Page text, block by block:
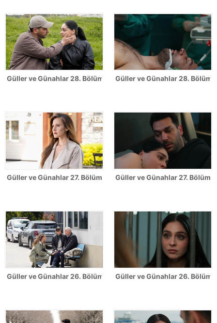
Güller ve Günahlar 28. Bölüm FotoğraflarıGüller ve Günahlar 28.
Güller ve Günahlar 27. Bölüm FotoğraflarıGüller ve Günahlar 27.
Güller ve Günahlar 26. Bölüm FotoğraflarıGüller ve Günahlar 26.